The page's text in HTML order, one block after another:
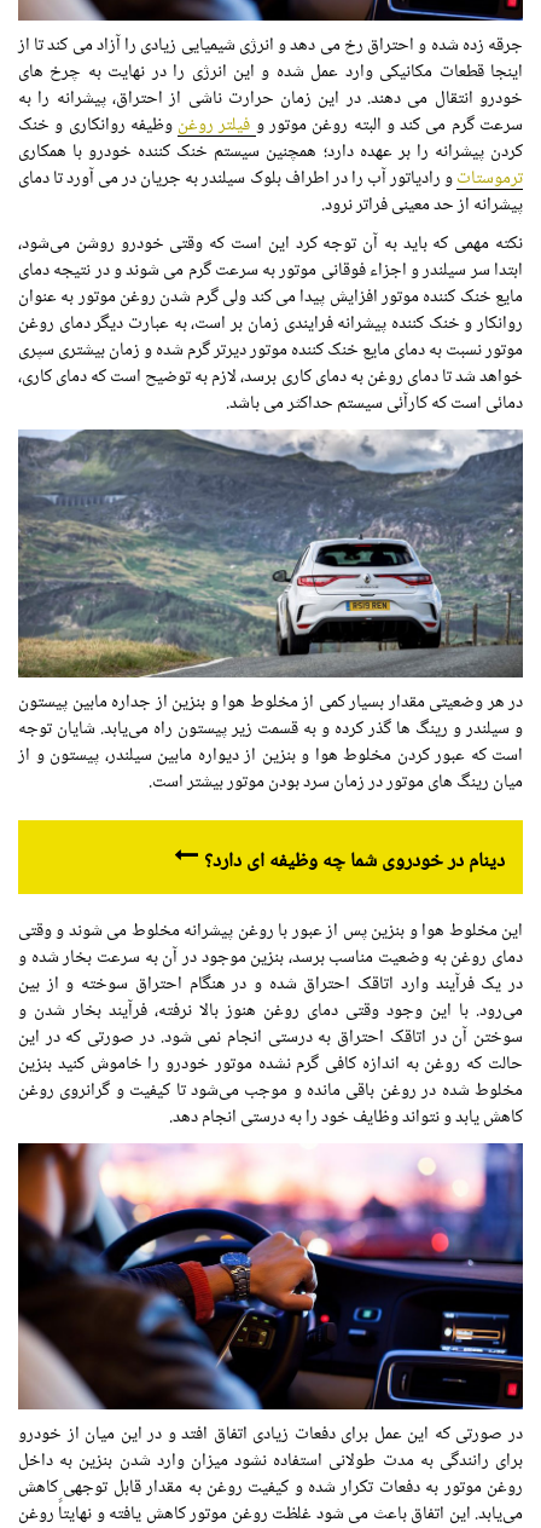
جرقه زده شده و احتراق رخ می دهد و انرژی شیمیایی زیادی را آزاد می کند تا از
اینجا قطعات مکانیکی وارد عمل شده و این انرژی را در نهایت به چرخ های
خودرو انتقال می دهند. در این زمان حرارت ناشی از احتراق، پیشرانه را به
سرعت گرم می کند و البته روغن موتور وفیلتر روغنوظیفه روانکاری و خنک
کردن پیشرانه را بر عهده دارد؛ همچنین سیستم خنک کننده خودرو با همکاری
ترموستاتو رادیاتور آب را در اطراف بلوک سیلندر به جریان در می آورد تا دمای
پیشرانه از حد معینی فراتر نرود.
نکته مهمی که باید به آن توجه کرد این است که وقتی خودرو روشن می‌شود،
ابتدا سر سیلندر و اجزاء فوقانی موتور به سرعت گرم می شوند و در نتیجه دمای
مایع خنک کننده موتور افزایش پیدا می کند ولی گرم شدن روغن موتور به عنوان
روانکار و خنک کننده پیشرانه فرایندی زمان بر است، به عبارت دیگر دمای روغن
موتور نسبت به دمای مایع خنک کننده موتور دیرتر گرم شده و زمان بیشتری سپری
خواهد شد تا دمای روغن به دمای کاری برسد، لازم به توضیح است که دمای کاری،
دمائی است که کارآئی سیستم حداکثر می باشد.
در هر وضعیتی مقدار بسیار کمی از مخلوط هوا و بنزین از جداره مابین پیستون
و سیلندر و رینگ ها گذر کرده و به قسمت زیر پیستون راه می‌یابد. شایان توجه
است که عبور کردن مخلوط هوا و بنزین از دیواره مابین سیلندر، پیستون و از
میان رینگ های موتور در زمان سرد بودن موتور بیشتر است.
دینام در خودروی شما چه وظیفه ای دارد؟
این مخلوط هوا و بنزین پس از عبور با روغن پیشرانه مخلوط می شوند و وقتی
دمای روغن به وضعیت مناسب برسد، بنزین موجود در آن به سرعت بخار شده و
در یک فرآیند وارد اتاقک احتراق شده و در هنگام احتراق سوخته و از بین
می‌رود. با این وجود وقتی دمای روغن هنوز بالا نرفته، فرآیند بخار شدن و
سوختن آن در اتاقک احتراق به درستی انجام نمی شود. در صورتی که در این
حالت که روغن به اندازه کافی گرم نشده موتور خودرو را خاموش کنید بنزین
مخلوط شده در روغن باقی مانده و موجب می‌شود تا کیفیت و گرانروی روغن
کاهش یابد و نتواند وظایف خود را به درستی انجام دهد.
در صورتی که این عمل برای دفعات زیادی اتفاق افتد و در این میان از خودرو
برای رانندگی به مدت طولانی استفاده نشود میزان وارد شدن بنزین به داخل
روغن موتور به دفعات تکرار شده و کیفیت روغن به مقدار قابل توجهی کاهش
می‌یابد. این اتفاق باعث می شود غلظت روغن موتور کاهش یافته و نهایتاً روغن